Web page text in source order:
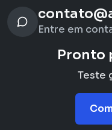
Entre em
Pronto
Teste